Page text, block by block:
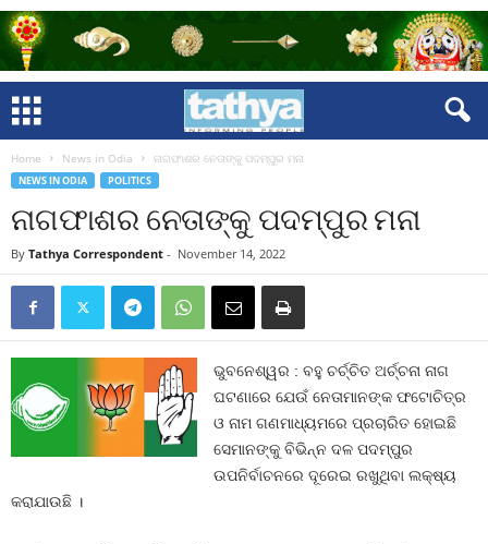
Home News in Odia ନାଗଫାଶର ନେତାଙ୍କୁ ପଦମ୍‍ପୁର ମନା
NEWS IN ODIA POLITICS
ନାଗଫାଶର ନେତାଙ୍କୁ ପଦମ୍‍ପୁର ମନା
By Tathya Correspondent - November 14, 2022
ଭୁବନେଶ୍ୱର : ବହୁ ଚର୍ଚ୍ଚିତ ଅର୍ଚ୍ଚନା ନାଗ
ଘଟଣାରେ ଯେଉଁ ନେତାମାନଙ୍କ ଫଟୋଚିତ୍ର
ଓ ନାମ ଗଣମାଧ୍ୟମରେ ପ୍ରଚାରିତ ହୋଇଛି
ସେମାନଙ୍କୁ ବିଭିନ୍ନ ଦଳ ପଦମ୍‍ପୁର
ଉପନିର୍ବାଚନରେ ଦୂରେଇ ରଖୁଥିବା ଲକ୍ଷ୍ୟ
କରାଯାଉଛି ।